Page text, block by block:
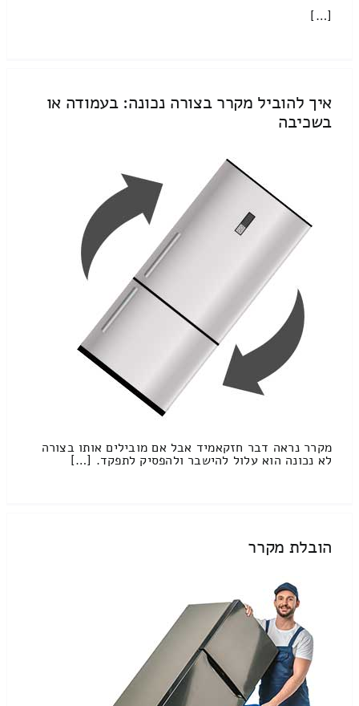
[…]
איך להוביל מקרר בצורה נכונה: בעמודה או
בשכיבה
מקרר נראה דבר חזקאמיד אבל אם מובילים אותו בצורה
לא נכונה הוא עלול להישבר ולהפסיק לתפקד. […]
הובלת מקרר